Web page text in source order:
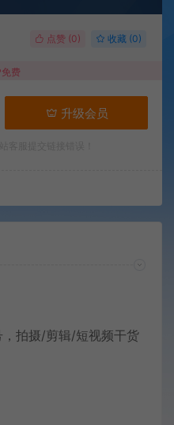
点赞 (0) 收藏 (0)
费
升级会员